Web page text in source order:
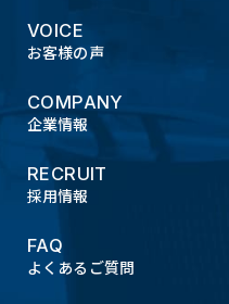
VOICE
お客様の声
COMPANY
企業情報
RECRUIT
採用情報
FAQ
よくあるご質問